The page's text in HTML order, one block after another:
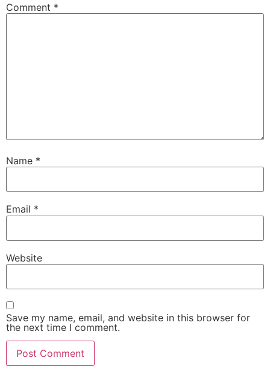
Comment *
Name *
Email *
Website
Save my name, email, and website in this browser for
the next time I comment.